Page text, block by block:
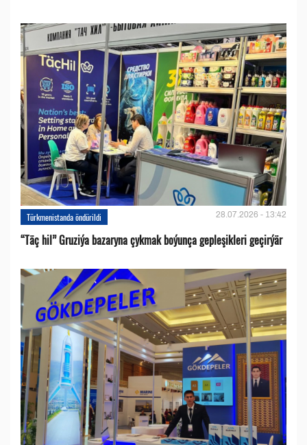
Türkmenistanda öndürildi 28.07.2026 - 13:42
“Täç hil” Gruziýa bazaryna çykmak boýunça gepleşikleri geçirýär